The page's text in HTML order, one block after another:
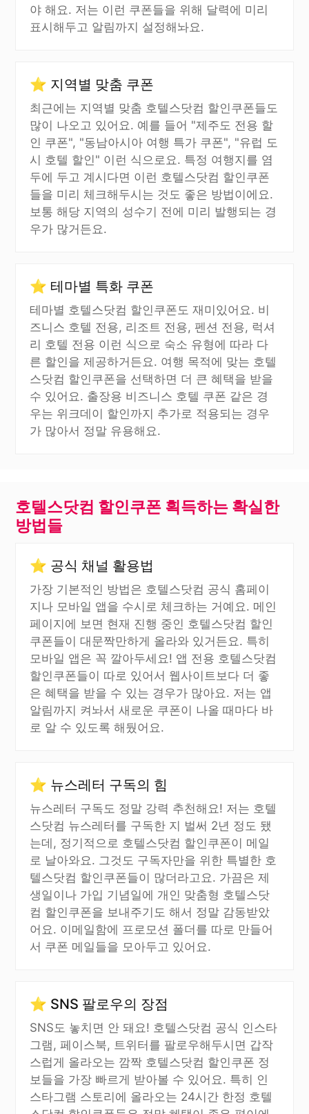
야 해요. 저는 이런 쿠폰들을 위해 달력에 미리
표시해두고 알림까지 설정해놔요.
⭐ 지역별 맞춤 쿠폰
최근에는 지역별 맞춤 호텔스닷컴 할인쿠폰들도
많이 나오고 있어요. 예를 들어 "제주도 전용 할
인 쿠폰", "동남아시아 여행 특가 쿠폰", "유럽 도
시 호텔 할인" 이런 식으로요. 특정 여행지를 염
두에 두고 계시다면 이런 호텔스닷컴 할인쿠폰
들을 미리 체크해두시는 것도 좋은 방법이에요.
보통 해당 지역의 성수기 전에 미리 발행되는 경
우가 많거든요.
⭐ 테마별 특화 쿠폰
테마별 호텔스닷컴 할인쿠폰도 재미있어요. 비
즈니스 호텔 전용, 리조트 전용, 펜션 전용, 럭셔
리 호텔 전용 이런 식으로 숙소 유형에 따라 다
른 할인을 제공하거든요. 여행 목적에 맞는 호텔
스닷컴 할인쿠폰을 선택하면 더 큰 혜택을 받을
수 있어요. 출장용 비즈니스 호텔 쿠폰 같은 경
우는 위크데이 할인까지 추가로 적용되는 경우
가 많아서 정말 유용해요.
호텔스닷컴 할인쿠폰 획득하는 확실한
방법들
⭐ 공식 채널 활용법
가장 기본적인 방법은 호텔스닷컴 공식 홈페이
지나 모바일 앱을 수시로 체크하는 거예요. 메인
페이지에 보면 현재 진행 중인 호텔스닷컴 할인
쿠폰들이 대문짝만하게 올라와 있거든요. 특히
모바일 앱은 꼭 깔아두세요! 앱 전용 호텔스닷컴
할인쿠폰들이 따로 있어서 웹사이트보다 더 좋
은 혜택을 받을 수 있는 경우가 많아요. 저는 앱
알림까지 켜놔서 새로운 쿠폰이 나올 때마다 바
로 알 수 있도록 해뒀어요.
⭐ 뉴스레터 구독의 힘
뉴스레터 구독도 정말 강력 추천해요! 저는 호텔
스닷컴 뉴스레터를 구독한 지 벌써 2년 정도 됐
는데, 정기적으로 호텔스닷컴 할인쿠폰이 메일
로 날아와요. 그것도 구독자만을 위한 특별한 호
텔스닷컴 할인쿠폰들이 많더라고요. 가끔은 제
생일이나 가입 기념일에 개인 맞춤형 호텔스닷
컴 할인쿠폰을 보내주기도 해서 정말 감동받았
어요. 이메일함에 프로모션 폴더를 따로 만들어
서 쿠폰 메일들을 모아두고 있어요.
⭐ SNS 팔로우의 장점
SNS도 놓치면 안 돼요! 호텔스닷컴 공식 인스타
그램, 페이스북, 트위터를 팔로우해두시면 갑작
스럽게 올라오는 깜짝 호텔스닷컴 할인쿠폰 정
보들을 가장 빠르게 받아볼 수 있어요. 특히 인
스타그램 스토리에 올라오는 24시간 한정 호텔